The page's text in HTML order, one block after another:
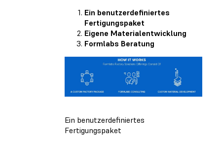
Ein benutzerdefiniertes
Fertigungspaket
Eigene Materialentwicklung
Formlabs Beratung
Ein benutzerdefiniertes
Fertigungspaket